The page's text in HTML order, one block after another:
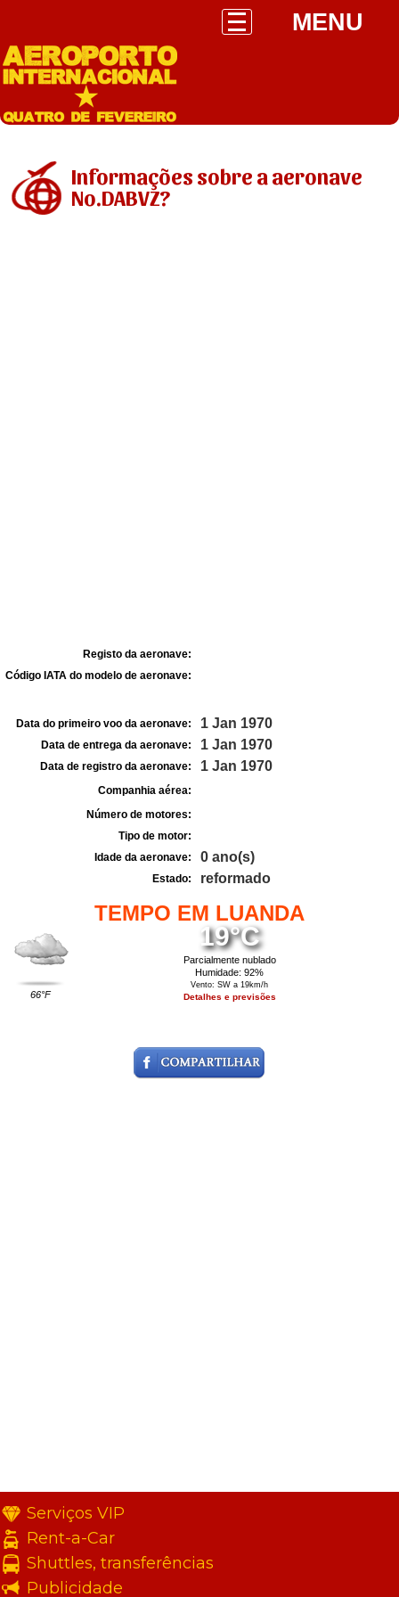
MENU
Informações sobre a aeronave
No.DABVZ?
Registo da aeronave:
Código IATA do modelo de aeronave:
Data do primeiro voo da aeronave: 1 Jan 1970
Data de entrega da aeronave: 1 Jan 1970
Data de registro da aeronave: 1 Jan 1970
Companhia aérea:
Número de motores:
Tipo de motor:
Idade da aeronave:
0 ano(s)
Estado: reformado
TEMPO EM LUANDA
66°F
19°C
Parcialmente nublado
Humidade: 92%
Vento: SW a 19km/h
Detalhes e previsões
Serviços VIP
Rent-a-Car
Shuttles, transferências
Publicidade